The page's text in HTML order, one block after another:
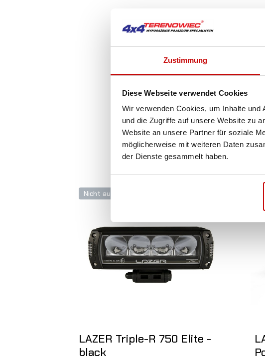
Zustimmung
Diese Webseite verwendet Cookies
Wir verwenden Cookies, um Inhalte
und die Zugriffe auf unsere Website zu
Website an unsere Partner für soziale
möglicherweise mit weiteren Daten
der Dienste gesammelt haben.
ALLE
IHNEN
Nicht auf Lager
LAZER Triple-R 750 Elite -
black